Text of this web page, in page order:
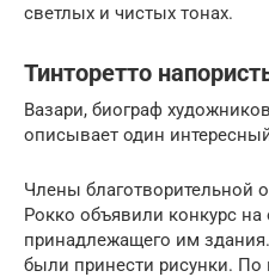
светлых и чистых тонах.
Тинторетто
Вазари, биограф
описывает один
Члены благотворительной
Рокко объявили конкурс
принадлежащего им
были принести рисунки.